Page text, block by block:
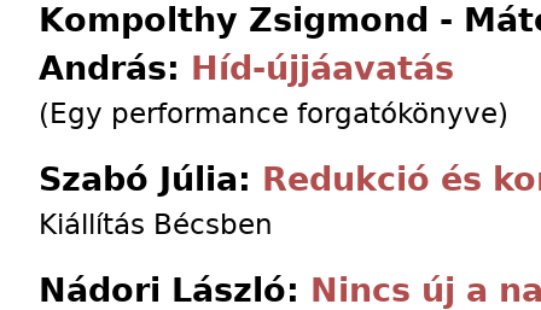
Kompolthy Zsigmond -
András: Híd-újjáavatás
(Egy performance forgatókönyve)
Szabó Júlia: Redukció és
Kiállítás Bécsben
Nádori László: Nincs új a